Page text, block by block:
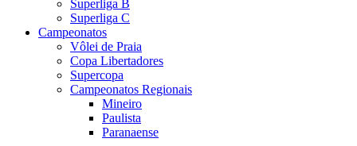
Superliga B
Superliga C
Campeonatos
Vôlei de Praia
Copa Libertadores
Supercopa
Campeonatos Regionais
Mineiro
Paulista
Paranaense